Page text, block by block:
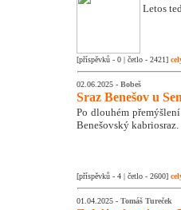
Letos
[příspěvků - 0 | četlo - 2421]
02.06.2025 - Bobeš
Sraz Benešov u
Po dlouhém
Benešovský kabriosraz.
[příspěvků - 4 | četlo - 2600]
01.04.2025 - Tomáš Tureček